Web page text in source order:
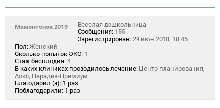
Мамонтенок 2019
Веселая дошкольница
Сообщения: 155
Зарегистрирован: 29 июн 2018, 18:45
Пол: Женский
Сколько попыток ЭКО: 1
Стаж бесплодия: 4
В каких клиниках проводилось лечение: Центр планирования,
Аокб, Парадиз-Премиум
Благодарил (а): 1 раз
Поблагодарили: 1 раз